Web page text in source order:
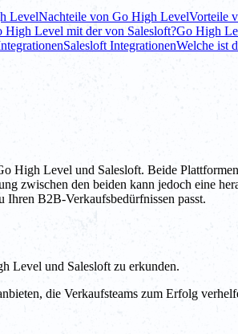
LevelNachteile von Go High LevelVorteile
High Level mit der von Salesloft?Go High
Salesloft IntegrationenWelche ist
High Level und Salesloft. Beide
zwischen den beiden kann jedoch eine
B2B-Verkaufsbedürfnissen passt.
Level und Salesloft zu erkunden.
die Verkaufsteams zum Erfolg